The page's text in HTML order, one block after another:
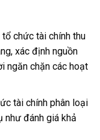
tổ chức tài chính thu
xác định nguồn
ngăn chặn các hoạt
tài chính phân loại
như đánh giá khả